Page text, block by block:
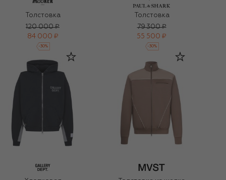
Толстовка
120 000 ₽
84 000 ₽
-30%
Толстовка
79 300 ₽
55 500 ₽
-30%